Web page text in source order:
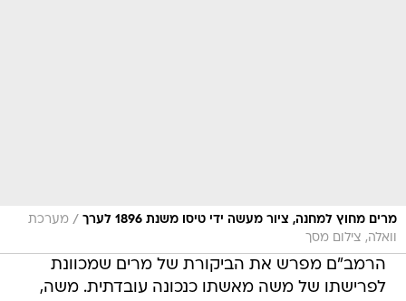
מרים מחוץ למחנה, ציור מעשה ידי טיסו משנת 1896 לערך / מערכת
וואלה, צילום מסך
הרמב"ם מפרש את הביקורת של מרים שמכוונת
לפרישתו של משה מאשתו כנכונה עובדתית. משה,